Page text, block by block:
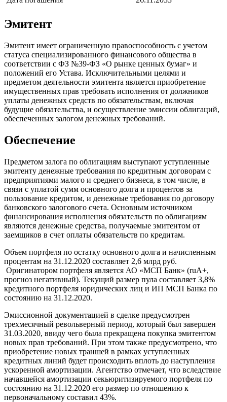
Эмитент
Эмитент имеет ограниченную правоспособность с учетом
статуса специализированного финансового общества в
соответствии с ФЗ №39-ФЗ «О рынке ценных бумаг» и
положений его Устава. Исключительными целями и
предметом деятельности эмитента является приобретение
имущественных прав требовать исполнения от должников
уплаты денежных средств по обязательствам, включая
будущие обязательства, и осуществление эмиссии облигаций,
обеспеченных залогом денежных требований.
Обеспечение
Предметом залога по облигациям выступают уступленные
эмитенту денежные требования по кредитным договорам с
предприятиями малого и среднего бизнеса, в том числе, в
связи с уплатой сумм основного долга и процентов за
пользование кредитом, и денежные требования по договору
банковского залогового счета. Основным источником
финансирования исполнения обязательств по облигациям
являются денежные средства, получаемые эмитентом от
заемщиков в счет оплаты обязательств по кредитам.
Объем портфеля по остатку основного долга и начисленным
процентам на 31.12.2020 составляет 2,6 млрд руб.
Оригинатором портфеля является АО «МСП Банк» (ruA+,
прогноз негативный). Текущий размер пула составляет 3,8%
кредитного портфеля юридических лиц и ИП МСП Банка по
состоянию на 31.12.2020.
Эмиссионной документацией в сделке предусмотрен
трехмесячный револьверный период, который был завершен
31.03.2020, ввиду чего была прекращена покупка эмитентом
новых прав требований. При этом также предусмотрено, что
приобретение новых траншей в рамках уступленных
кредитных линий будет происходить вплоть до наступления
ускоренной амортизации. Агентство отмечает, что вследствие
начавшейся амортизации секьюритизируемого портфеля по
состоянию на 31.12.2020 его размер по отношению к
первоначальному составил 43%.